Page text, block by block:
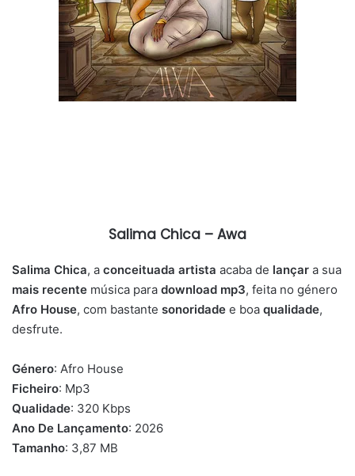
Salima Chica – Awa
Salima Chica, a conceituada artista acaba de lançar a sua
mais recente música para download mp3, feita no género
Afro House, com bastante sonoridade e boa qualidade,
desfrute.
Género: Afro House
Ficheiro: Mp3
Qualidade: 320 Kbps
Ano De Lançamento: 2026
Tamanho: 3,87 MB